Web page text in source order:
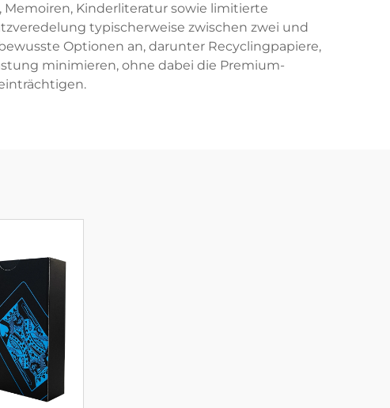
Kinderliteratur sowie limitierte
typischerweise zwischen zwei und
Optionen an, darunter Recyclingpapiere,
minimieren, ohne dabei die Premium-